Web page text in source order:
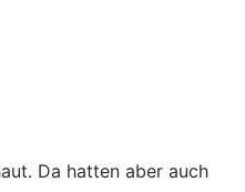
Da hatten aber auch